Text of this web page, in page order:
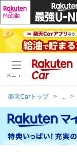
メニュー
楽天Carトップ